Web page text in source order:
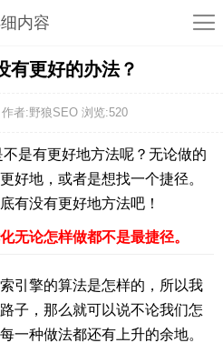
内容
有更好的办法？
者:野狼SEO 浏览:520
是有更好地方法呢？无论做的
好地，或者是想找一个捷径。
有没有更好地方法吧！
无论怎样做都不是最捷径。
引擎的算法是怎样的，所以我
子，那么就可以说不论我们怎
一种做法都还有上升的余地。